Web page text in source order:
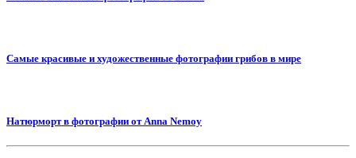
Самые красивые и художественные фотографии грибов в мире
Натюрморт в фотографии от Anna Nemoy